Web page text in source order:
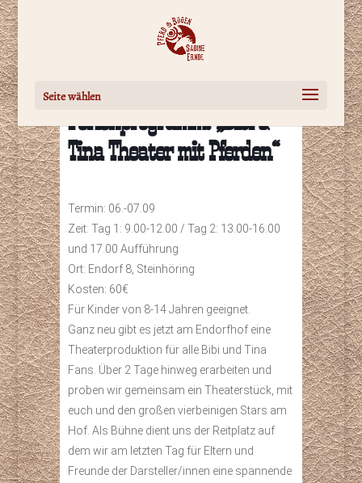
Seite wählen
Ferienprogramm: „Bibi &
Tina Theater mit Pferden“
Termin: 06.-07.09
Zeit: Tag 1: 9.00-12.00 / Tag 2: 13.00-16.00
und 17.00 Aufführung
Ort: Endorf 8, Steinhöring
Kosten: 60€
Für Kinder von 8-14 Jahren geeignet.
Ganz neu gibt es jetzt am Endorfhof eine
Theaterproduktion für alle Bibi und Tina
Fans. Über 2 Tage hinweg erarbeiten und
proben wir gemeinsam ein Theaterstück, mit
euch und den großen vierbeinigen Stars am
Hof. Als Bühne dient uns der Reitplatz auf
dem wir am letzten Tag für Eltern und
Freunde der Darsteller/innen eine spannende